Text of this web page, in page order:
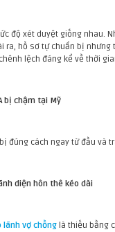
độ xét duyệt giống nhau.
ra, hồ sơ tự chuẩn bị
lệch đáng kể về thời
bị chậm tại Mỹ
đúng cách ngay từ đầu và
diện hôn thê kéo dài
lãnh vợ chồng là thiếu bằng